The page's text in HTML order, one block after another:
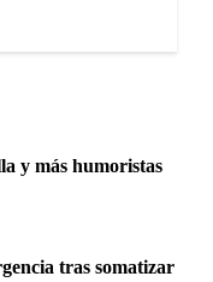
y más humoristas
tras somatizar